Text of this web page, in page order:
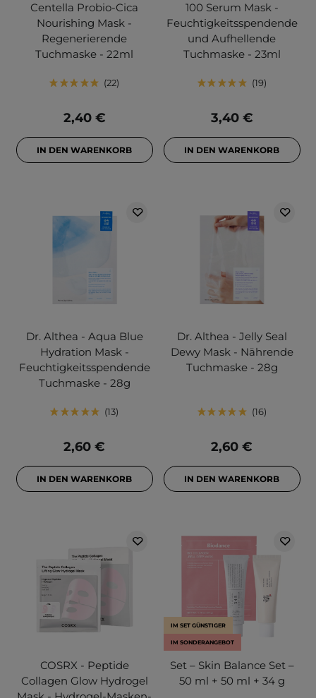
Centella Probio-Cica
Nourishing Mask -
Regenerierende
Tuchmaske - 22ml
22
2,40 €
IN DEN WARENKORB
100 Serum Mask -
Feuchtigkeitsspendende
und Aufhellende
Tuchmaske - 23ml
19
3,40 €
IN DEN WARENKORB
Dr. Althea - Aqua Blue
Hydration Mask -
Feuchtigkeitsspendende
Tuchmaske - 28g
13
2,60 €
IN DEN WARENKORB
Dr. Althea - Jelly Seal
Dewy Mask - Nährende
Tuchmaske - 28g
16
2,60 €
IN DEN WARENKORB
COSRX - Peptide
Collagen Glow Hydrogel
IM SET GÜNSTIGER
IM SONDERANGEBOT
Set – Skin Balance Set –
50 ml + 50 ml + 34 g